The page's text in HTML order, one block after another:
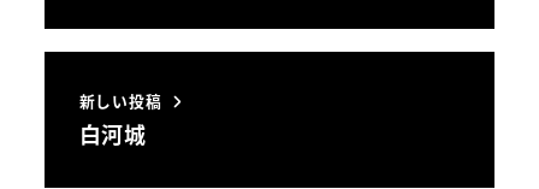
新しい投稿
白河城